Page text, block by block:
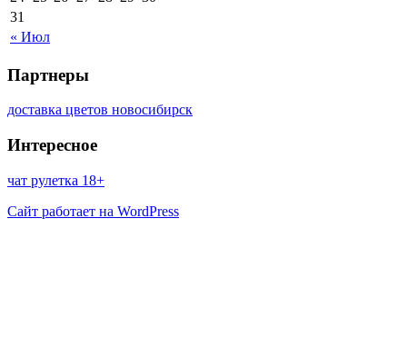
« Июл
31
Партнеры
доставка цветов новосибирск
Интересное
чат рулетка 18+
Сайт работает на WordPress